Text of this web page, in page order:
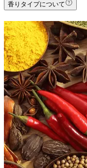
香りタイプについて